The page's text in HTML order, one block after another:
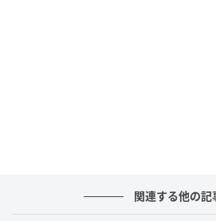
関連する他の記